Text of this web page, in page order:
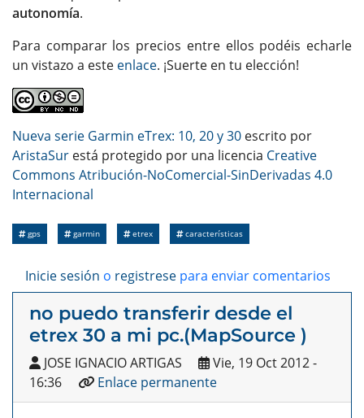
autonomía.
Para comparar los precios entre ellos podéis echarle
un vistazo a este enlace. ¡Suerte en tu elección!
Nueva serie Garmin eTrex: 10, 20 y 30 escrito por
AristaSur está protegido por una licencia Creative
Commons Atribución-NoComercial-SinDerivadas 4.0
Internacional
gps garmin etrex características
Inicie sesión o registrese para enviar comentarios
no puedo transferir desde el
etrex 30 a mi pc.(MapSource )
JOSE IGNACIO ARTIGAS
Vie, 19 Oct 2012 -
16:36
Enlace permanente